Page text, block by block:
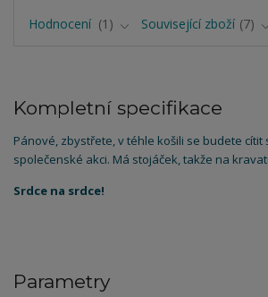
Hodnocení
1 Související zboží 7
Kompletní specifikace
Pánové, zbystřete, v téhle košili se budete cítit
společenské akci. Má stojáček, takže na
Srdce na srdce!
Parametry